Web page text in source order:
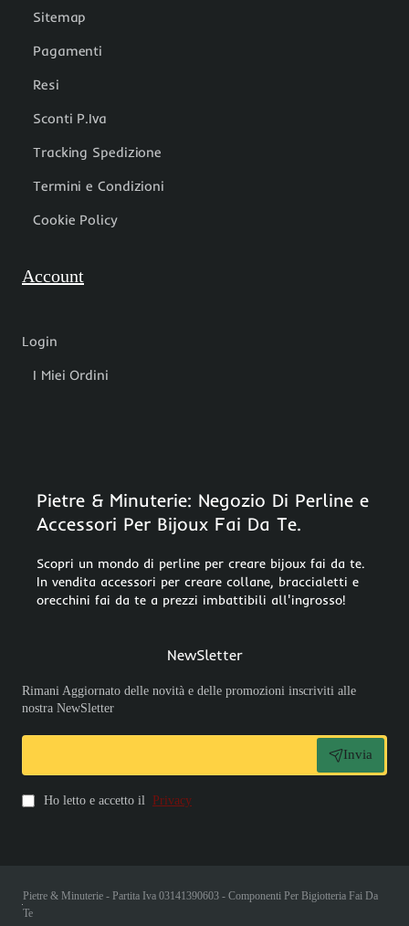
Sitemap
Pagamenti
Resi
Sconti P.Iva
Tracking Spedizione
Termini e Condizioni
Cookie Policy
Account
Login
I Miei Ordini
Pietre & Minuterie: Negozio Di Perline e
Accessori Per Bijoux Fai Da Te.
Scopri un mondo di perline per creare bijoux fai da te.
In vendita accessori per creare collane, braccialetti e
orecchini fai da te a prezzi imbattibili all'ingrosso!
NewSletter
Rimani Aggiornato delle novità e delle promozioni inscriviti alle
nostra NewSletter
Invia
Ho letto e accetto il Privacy
Pietre & Minuterie - Partita Iva 03141390603 - Componenti Per Bigiotteria Fai Da
Te